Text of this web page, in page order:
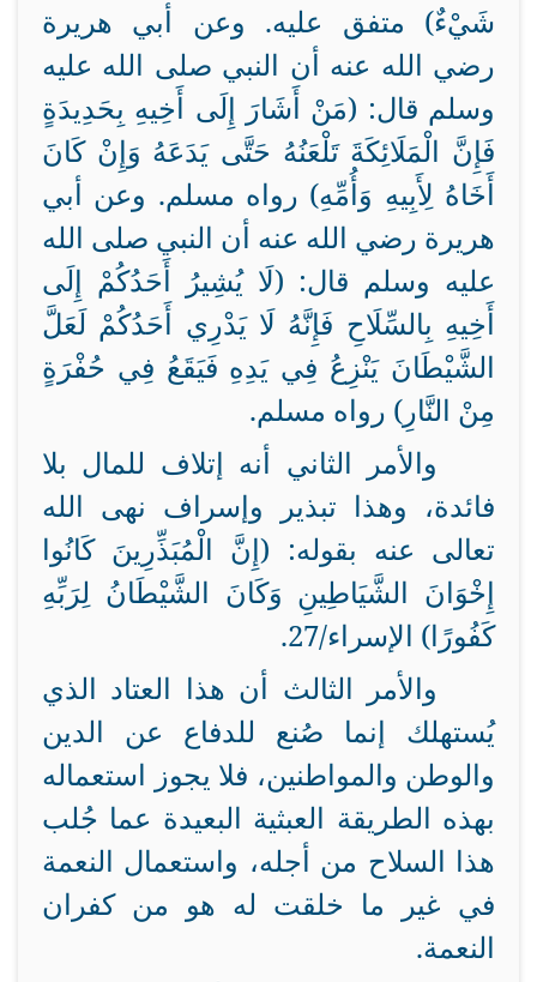
شَيْءٌ) متفق عليه. وعن أبي هريرة
رضي الله عنه أن النبي صلى الله عليه
وسلم قال: (مَنْ أَشَارَ إِلَى أَخِيهِ بِحَدِيدَةٍ
فَإِنَّ الْمَلَائِكَةَ تَلْعَنُهُ حَتَّى يَدَعَهُ وَإِنْ كَانَ
أَخَاهُ لِأَبِيهِ وَأُمِّهِ) رواه مسلم. وعن أبي
هريرة رضي الله عنه أن النبي صلى الله
عليه وسلم قال: (لَا يُشِيرُ أَحَدُكُمْ إِلَى
أَخِيهِ بِالسِّلَاحِ فَإِنَّهُ لَا يَدْرِي أَحَدُكُمْ لَعَلَّ
الشَّيْطَانَ يَنْزِعُ فِي يَدِهِ فَيَقَعُ فِي حُفْرَةٍ
مِنْ النَّارِ) رواه مسلم.
والأمر الثاني أنه إتلاف للمال بلا
فائدة، وهذا تبذير وإسراف نهى الله
تعالى عنه بقوله: (إِنَّ الْمُبَذِّرِينَ كَانُوا
إِخْوَانَ الشَّيَاطِينِ وَكَانَ الشَّيْطَانُ لِرَبِّهِ
كَفُورًا) الإسراء/27.
والأمر الثالث أن هذا العتاد الذي
يُستهلك إنما صُنع للدفاع عن الدين
والوطن والمواطنين، فلا يجوز استعماله
بهذه الطريقة العبثية البعيدة عما جُلب
هذا السلاح من أجله، واستعمال النعمة
في غير ما خلقت له هو من كفران
النعمة.